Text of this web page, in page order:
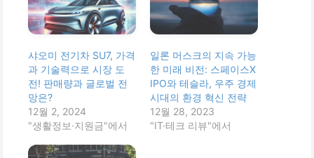
샤오미 전기차 SU7, 가격
과 기술력으로 시장 도
전! 판매량과 글로벌 전
망은?
12월 2, 2024
"생활정보·지원금"에서
일론 머스크의 지속 가능
한 미래 비전: 스페이스X
IPO와 테슬라, 우주 경제
시대의 환경 혁신 전략
12월 28, 2023
"IT·테크 리뷰"에서